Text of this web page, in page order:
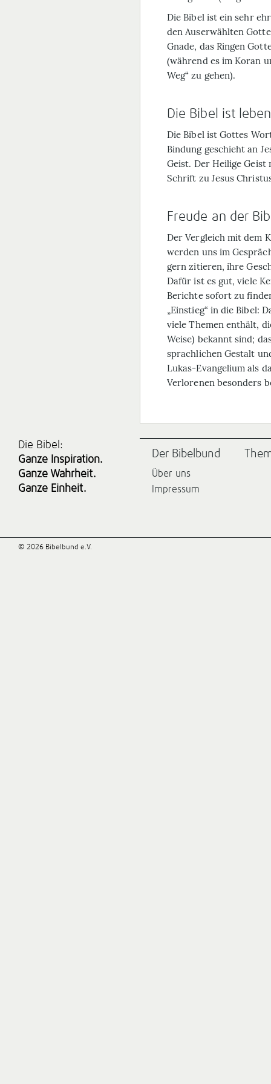
Die Bibel ist ein sehr
den Auserwählten
Gnade, das Ringen
(während es im Koran
Weg“ zu gehen).
Die Bibel ist
Die Bibel ist Gottes
Bindung geschieht an
Geist. Der Heilige
Schrift zu Jesus
Freude an der
Der Vergleich mit dem
werden uns im
gern zitieren, ihre
Dafür ist es gut, viele
Berichte sofort zu
„Einstieg“ in die Bibel:
viele Themen enthält,
Weise) bekannt sind;
sprachlichen Gestalt
Lukas-Evangelium als
Verlorenen besonders
Die Bibel:
Ganze Inspiration.
Ganze Wahrheit.
Ganze Einheit.
Der Bibelbund
Über uns
Impressum
© 2026 Bibelbund e.V.